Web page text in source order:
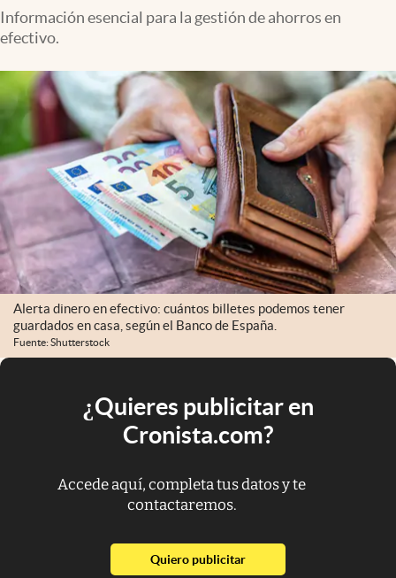
Información esencial para la gestión de ahorros en
efectivo.
Alerta dinero en efectivo: cuántos billetes podemos tener
guardados en casa, según el Banco de España.
Fuente: Shutterstock
¿Quieres publicitar en
Cronista.com?
Accede aquí, completa tus datos y te
contactaremos.
Quiero publicitarabre en nueva pestaña